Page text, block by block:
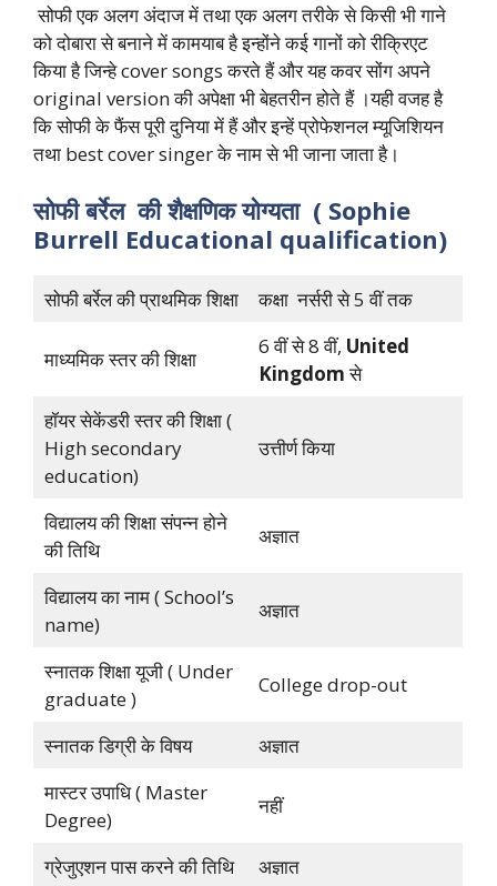
सोफी एक अलग अंदाज में तथा एक अलग तरीके से किसी भी गाने
को दोबारा से बनाने में कामयाब है इन्होंने कई गानों को रीक्रिएट
किया है जिन्हे cover songs करते हैं और यह कवर सोंग अपने
original version की अपेक्षा भी बेहतरीन होते हैं ।यही वजह है
कि सोफी के फैंस पूरी दुनिया में हैं और इन्हें प्रोफेशनल म्यूजिशियन
तथा best cover singer के नाम से भी जाना जाता है।
सोफी बर्रेल की शैक्षणिक योग्यता( Sophie
Burrell Educational qualification)
सोफी बर्रेल की प्राथमिक शिक्षा कक्षा नर्सरी से 5 वीं तक
माध्यमिक स्तर की शिक्षा
6 वीं से 8 वीं, United
Kingdomसे
हॉयर सेकेंडरी स्तर की शिक्षा (
High secondary
education)
उत्तीर्ण किया
विद्यालय की शिक्षा संपन्न होने
की तिथि
अज्ञात
विद्यालय का नाम ( School’s
name)
अज्ञात
स्नातक शिक्षा यूजी ( Under
graduate )
College drop-out
स्नातक डिग्री के विषय
अज्ञात
मास्टर उपाधि ( Master
Degree)
नहीं
ग्रेजुएशन पास करने की तिथि अज्ञात